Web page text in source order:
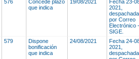
576
Concede plazo
que indica
19/08/2021
Fecha 23-
2021,
despachada
por Correo
Electrónico -
SIGE.
579
Dispone
bonificación
que indica
24/08/2021
Fecha 24-
2021,
despachada